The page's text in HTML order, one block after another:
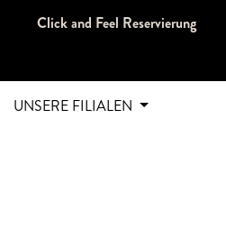
Click and Feel Reservierung
UNSERE FILIALEN